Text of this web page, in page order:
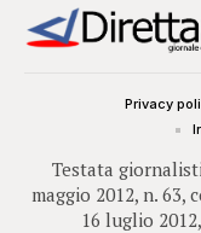
Testata
maggio 2012, n.
16 luglio
Privacy